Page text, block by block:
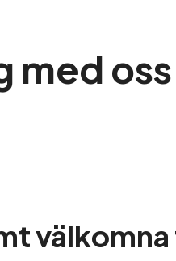
med
välkomna